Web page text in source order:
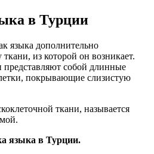
в Турции
языка дополнительно
из которой он возникает.
собой длинные
покрывающие слизистую
ткани, называется
языка в Турции.